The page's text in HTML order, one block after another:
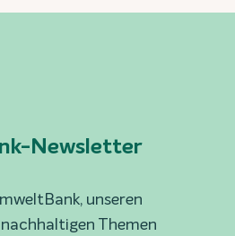
Newsletter
unseren
Themen